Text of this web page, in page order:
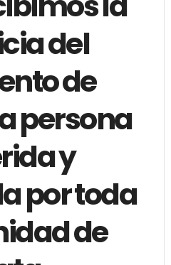
del
de
persona
y
por toda
de